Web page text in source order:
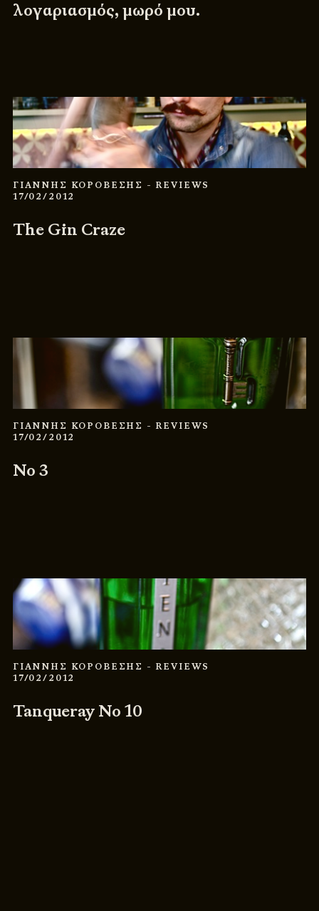
λογαριασμός, μωρό μου.
ΓΙΑΝΝΗΣ ΚΟΡΟΒΕΣΗΣ - REVIEWS
17/02/2012
The Gin Craze
ΓΙΑΝΝΗΣ ΚΟΡΟΒΕΣΗΣ - REVIEWS
17/02/2012
No 3
ΓΙΑΝΝΗΣ ΚΟΡΟΒΕΣΗΣ - REVIEWS
17/02/2012
Tanqueray No 10